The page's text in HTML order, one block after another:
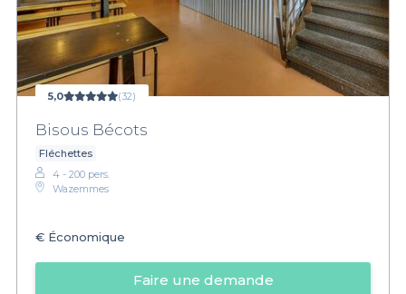
5,0 (32)
Bisous Bécots
Fléchettes
4 - 200 pers.
Wazemmes
€ Économique
Faire une demande